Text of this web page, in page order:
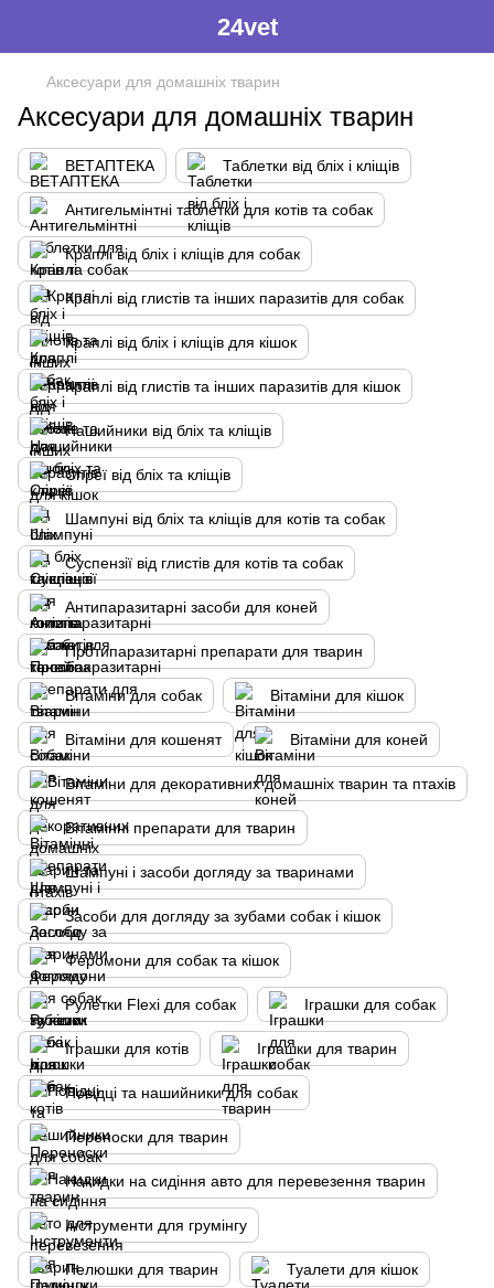
24vet
Аксесуари для домашніх тварин
Аксесуари для домашніх тварин
ВЕТАПТЕКА Таблетки від бліх і кліщів
Антигельмінтні таблетки для котів та собак
Краплі від бліх і кліщів для собак
Краплі від глистів та інших паразитів для собак
Краплі від бліх і кліщів для кішок
Краплі від глистів та інших паразитів для кішок
Нашийники від бліх та кліщів
Спреї від бліх та кліщів
Шампуні від бліх та кліщів для котів та собак
Суспензії від глистів для котів та собак
Антипаразитарні засоби для коней
Протипаразитарні препарати для тварин
Вітаміни для собак Вітаміни для кішок
Вітаміни для кошенят Вітаміни для коней
Вітаміни для декоративних домашніх тварин та птахів
Вітамінні препарати для тварин
Шампуні і засоби догляду за тваринами
Засоби для догляду за зубами собак і кішок
Феромони для собак та кішок
Рулетки Flexi для собак Іграшки для собак
Іграшки для котів Іграшки для тварин
Повідці та нашийники для собак
Переноски для тварин
Накидки на сидіння авто для перевезення тварин
Інструменти для грумінгу
Пелюшки для тварин Туалети для кішок